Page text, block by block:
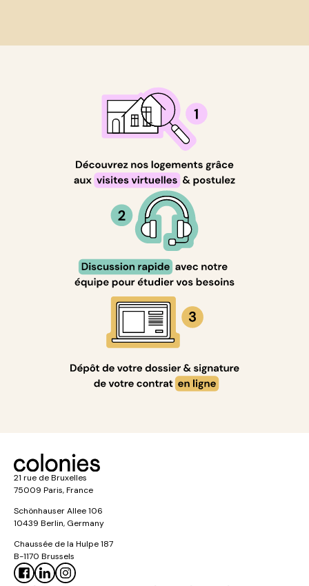
21 rue de Bruxelles
75009 Paris, France
Schönhauser Allee 106
10439 Berlin, Germany
Chaussée de la Hulpe 187
B-1170 Brussels